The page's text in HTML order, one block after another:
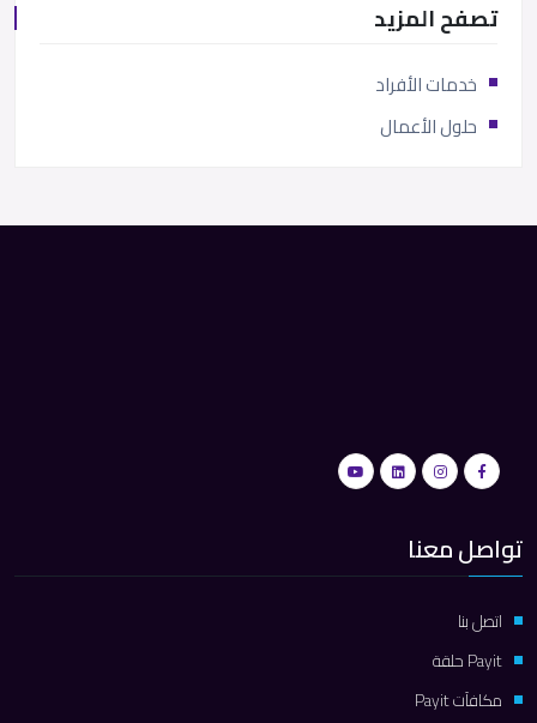
تصفح المزيد
خدمات الأفراد
حلول الأعمال
تواصل معنا
اتصل بنا
Payit حلقة
مكافآت Payit